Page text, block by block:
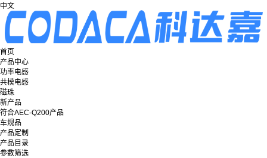
中文
首页
产品中心
功率电感
共模电感
磁珠
新产品
符合AEC-Q200产品
车规品
产品定制
产品目录
参数筛选